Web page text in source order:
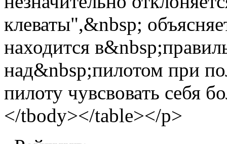
клеваты",&nbsp;
находится
над&nbsp;пилотом при
пилоту чувсвовать себя
</tbody></table></p>